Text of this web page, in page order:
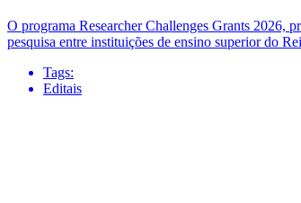
O programa Researcher Challenges Grants 2026,
pesquisa entre instituições de ensino superior do
Tags:
Editais